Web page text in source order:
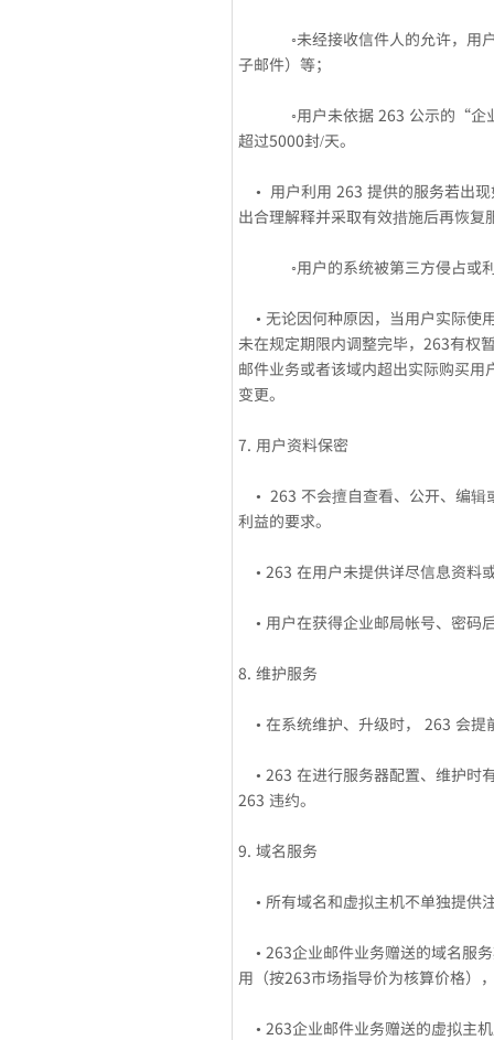
◦未经接收信件人的允许，用户利
子邮件）等；
◦用户未依据 263 公示的“企业邮
超过5000封/天。
• 用户利用 263 提供的服务若出现
出合理解释并采取有效措施后再恢
◦用户的系统被第三方侵占或利
• 无论因何种原因，当用户实际使
未在规定期限内调整完毕，263有权
邮件业务或者该域内超出实际购买
变更。
7. 用户资料保密
• 263 不会擅自查看、公开、编辑
利益的要求。
• 263 在用户未提供详尽信息资料
• 用户在获得企业邮局帐号、密码
8. 维护服务
• 在系统维护、升级时， 263 会
• 263 在进行服务器配置、维护时
263 违约。
9. 域名服务
• 所有域名和虚拟主机不单独提供
• 263企业邮件业务赠送的域名服
用（按263市场指导价为核算价格）
• 263企业邮件业务赠送的虚拟主